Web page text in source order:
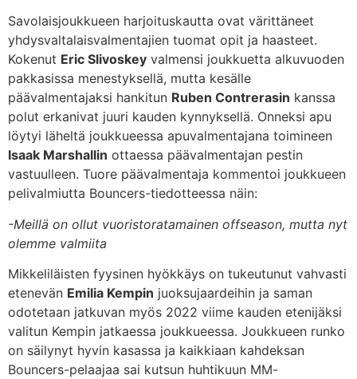
Savolaisjoukkueen harjoituskautta ovat värittäneet
yhdysvaltalaisvalmentajien tuomat opit ja haasteet.
Kokenut Eric Slivoskey valmensi joukkuetta alkuvuoden
pakkasissa menestyksellä, mutta kesälle
päävalmentajaksi hankitun Ruben Contrerasin kanssa
polut erkanivat juuri kauden kynnyksellä. Onneksi apu
löytyi läheltä joukkueessa apuvalmentajana toimineen
Isaak Marshallin ottaessa päävalmentajan pestin
vastuulleen. Tuore päävalmentaja kommentoi joukkueen
pelivalmiutta Bouncers-tiedotteessa näin:
-Meillä on ollut vuoristoratamainen offseason, mutta nyt
olemme valmiita
Mikkeliläisten fyysinen hyökkäys on tukeutunut vahvasti
etenevän Emilia Kempin juoksujaardeihin ja saman
odotetaan jatkuvan myös 2022 viime kauden etenijäksi
valitun Kempin jatkaessa joukkueessa. Joukkueen runko
on säilynyt hyvin kasassa ja kaikkiaan kahdeksan
Bouncers-pelaajaa sai kutsun huhtikuun MM-